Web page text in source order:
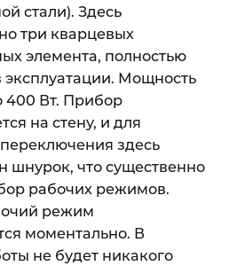
стали). Здесь
три кварцевых
элемента, полностью
эксплуатации. Мощность
400 Вт. Прибор
на стену, и для
здесь
шнурок, что существенно
рабочих режимов.
режим
моментально. В
не будет никакого